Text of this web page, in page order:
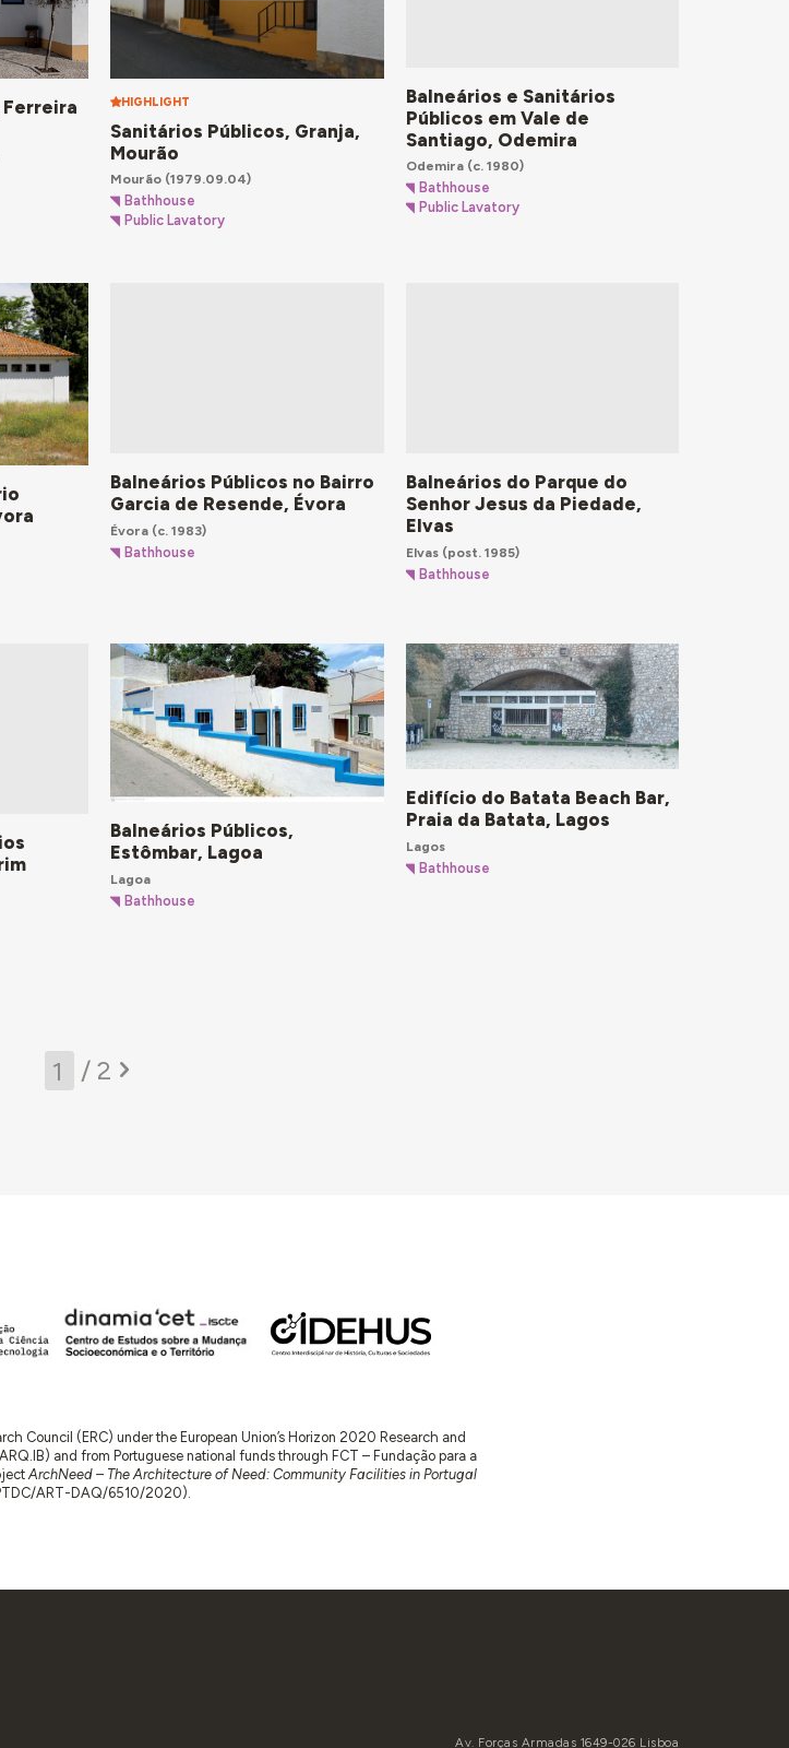
Ferreira
HIGHLIGHT
Sanitários Públicos, Granja,
Mourão
Mourão (1979.09.04)
Bathhouse
Public Lavatory
Balneários e Sanitários
Públicos em Vale de
Santiago, Odemira
Odemira(c. 1980)
Bathhouse
Public Lavatory
Balneários Públicos no Bairro
Garcia de Resende, Évora
Évora (c. 1983)
Bathhouse
Balneários do Parque do
Senhor Jesus da Piedade,
Elvas
Elvas(post. 1985)
Bathhouse
Balneários Públicos,
Estômbar, Lagoa
Lagoa
Bathhouse
Edifício do Batata Beach Bar,
Praia da Batata, Lagos
Lagos
Bathhouse
/ 2
Council (ERC) under the European Union’s Horizon 2020 Research and
and from Portuguese national funds through FCT – Fundação para a
ArchNeed – The Architecture of Need: Community Facilities in Portugal
ART-DAQ/6510/2020).
Av. Forças Armadas 1649-026 Lisboa